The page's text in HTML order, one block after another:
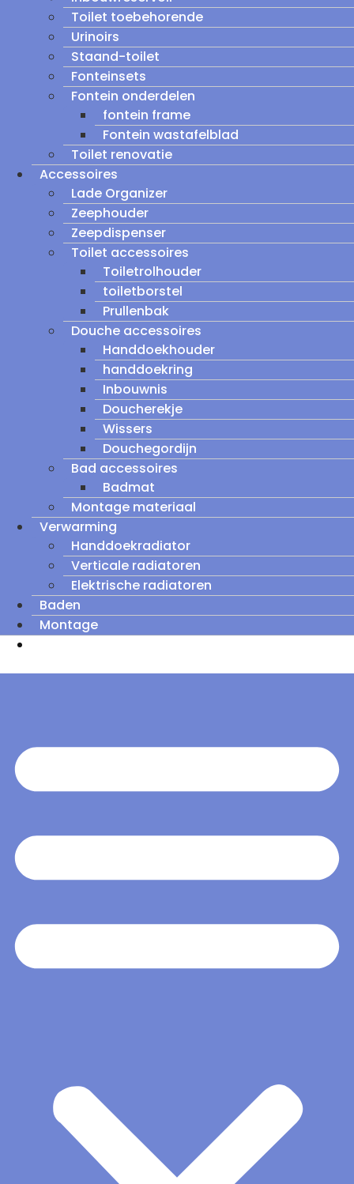
Toilet toebehorende
Urinoirs
Staand-toilet
Fonteinsets
Fontein onderdelen
fontein frame
Fontein wastafelblad
Toilet renovatie
Accessoires
Lade Organizer
Zeephouder
Zeepdispenser
Toilet accessoires
Toiletrolhouder
toiletborstel
Prullenbak
Douche accessoires
Handdoekhouder
handdoekring
Inbouwnis
Doucherekje
Wissers
Douchegordijn
Bad accessoires
Badmat
Montage materiaal
Verwarming
Handdoekradiator
Verticale radiatoren
Elektrische radiatoren
Baden
Montage